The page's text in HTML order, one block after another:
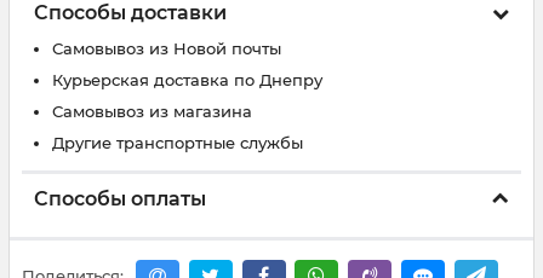
Способы доставки
Самовывоз из Новой почты
Курьерская доставка по Днепру
Самовывоз из магазина
Другие транспортные службы
Способы оплаты